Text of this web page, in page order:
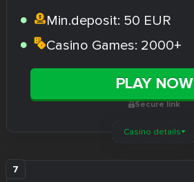
Min.deposit: 50 EUR
Casino Games: 2000+
PLAY NOW
Secure link
Casino details